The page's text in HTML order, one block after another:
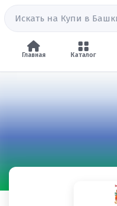
Главная Каталог